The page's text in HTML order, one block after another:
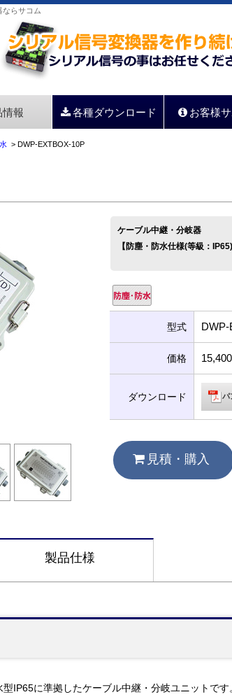
ならサコム
情報 各種ダウンロード お客様
> DWP-EXTBOX-10P
ケーブル中継・分岐器
【防塵・防水仕様(等級：IP65)
型式 DWP-
価格
ダウンロード パ
見積・購入
製品仕様
IP65に準拠したケーブル中継・分岐ユニットです